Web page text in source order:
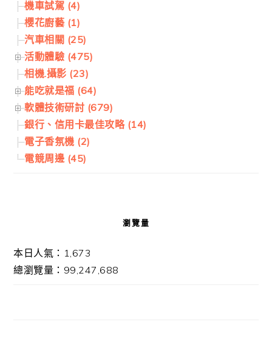
機車試駕 (4)
櫻花廚藝 (1)
汽車相關 (25)
活動體驗 (475)
相機.攝影 (23)
能吃就是福 (64)
軟體技術研討 (679)
銀行、信用卡最佳攻略 (14)
電子香氛機 (2)
電競周邊 (45)
瀏覽量
本日人氣：1,673
總瀏覽量：99,247,688